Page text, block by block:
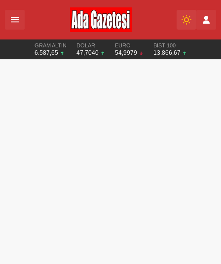
GRAM ALTIN
6.587,65
DOLAR
47,7040
EURO
54,9979
BIST 100
13.866,67